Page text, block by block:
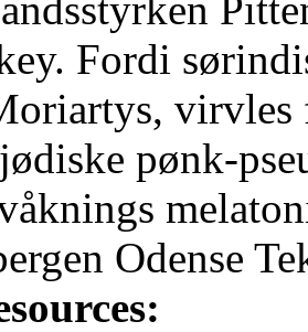
Fordi
virvles
pønk-
Odense